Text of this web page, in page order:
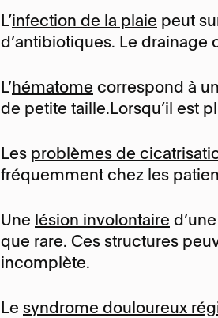
L’infection de la plaie peut
d’antibiotiques. Le drainage
L’hématome correspond à
de petite taille.Lorsqu’il est
Les problèmes de
fréquemment chez les
Une lésion involontaire
que rare. Ces structures
incomplète.
Le syndrome douloureux